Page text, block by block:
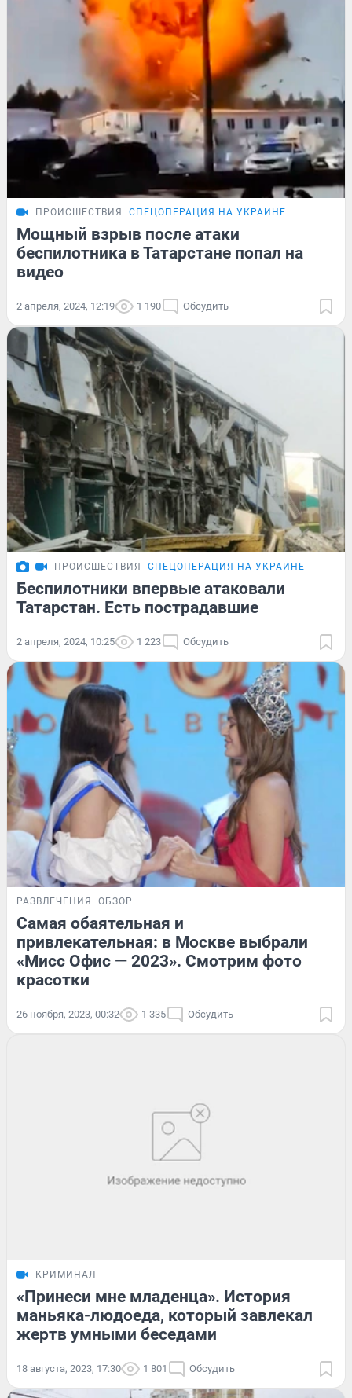
ПРОИСШЕСТВИЯ СПЕЦОПЕРАЦИЯ НА УКРАИНЕ
Мощный взрыв после атаки
беспилотника в Татарстане попал на
видео
2 апреля, 2024, 12:19 1 190 Обсудить
ПРОИСШЕСТВИЯ СПЕЦОПЕРАЦИЯ НА УКРАИНЕ
Беспилотники впервые атаковали
Татарстан. Есть пострадавшие
2 апреля, 2024, 10:25 1 223 Обсудить
РАЗВЛЕЧЕНИЯ ОБЗОР
Самая обаятельная и
привлекательная: в Москве выбрали
«Мисс Офис — 2023». Смотрим фото
красотки
26 ноября, 2023, 00:32 1 335 Обсудить
КРИМИНАЛ
«Принеси мне младенца». История
маньяка-людоеда, который завлекал
жертв умными беседами
18 августа, 2023, 17:30 1 801 Обсудить